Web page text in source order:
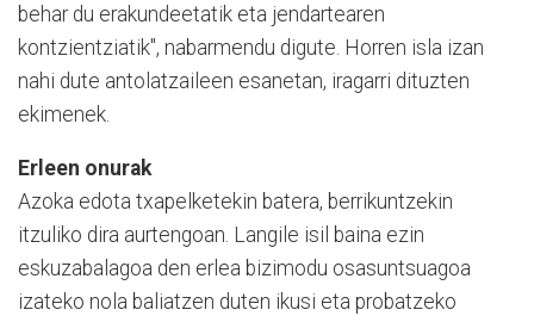
behar du erakundeetatik eta jendartearen
kontzientziatik", nabarmendu digute. Horren isla izan
nahi dute antolatzaileen esanetan, iragarri dituzten
ekimenek.
Erleen onurak
Azoka edota txapelketekin batera, berrikuntzekin
itzuliko dira aurtengoan. Langile isil baina ezin
eskuzabalagoa den erlea bizimodu osasuntsuagoa
izateko nola baliatzen duten ikusi eta probatzeko